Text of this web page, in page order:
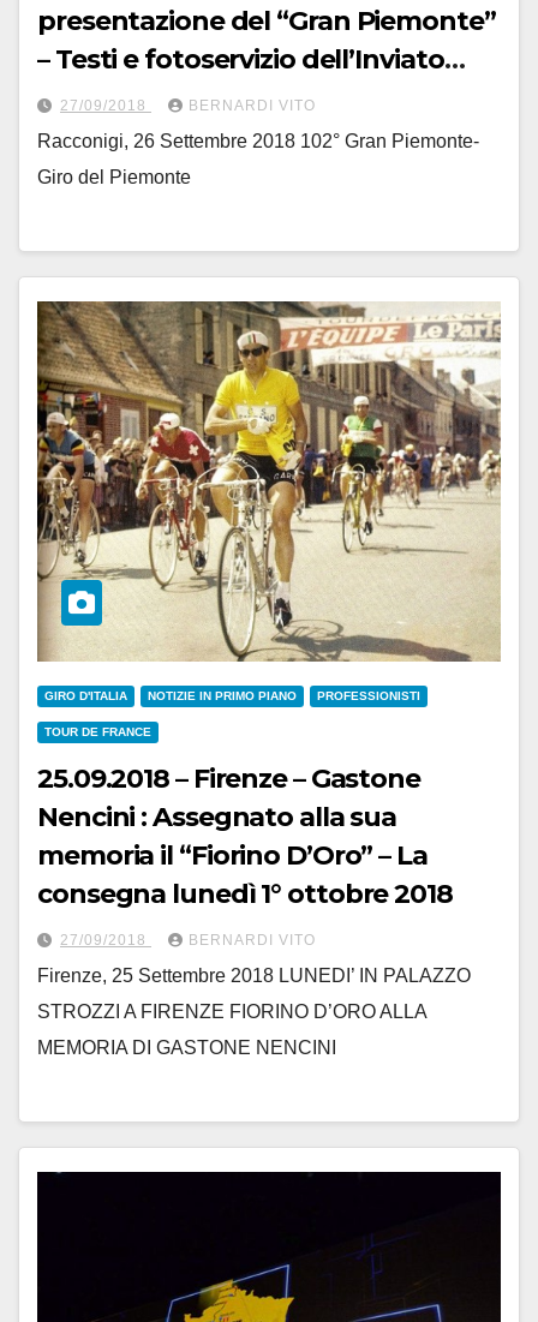
presentazione del “Gran Piemonte”
– Testi e fotoservizio dell’Inviato
Speciale Aldo Trovati
27/09/2018 BERNARDI VITO
Racconigi, 26 Settembre 2018 102° Gran Piemonte-
Giro del Piemonte
GIRO D'ITALIA NOTIZIE IN PRIMO PIANO PROFESSIONISTI
TOUR DE FRANCE
25.09.2018 – Firenze – Gastone
Nencini : Assegnato alla sua
memoria il “Fiorino D’Oro” – La
consegna lunedì 1° ottobre 2018
27/09/2018 BERNARDI VITO
Firenze, 25 Settembre 2018 LUNEDI’ IN PALAZZO
STROZZI A FIRENZE FIORINO D’ORO ALLA
MEMORIA DI GASTONE NENCINI